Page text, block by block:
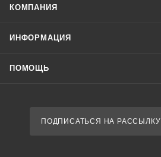
КОМПАНИЯ
ИНФОРМАЦИЯ
ПОМОЩЬ
ПОДПИСАТЬСЯ НА РАССЫЛКУ